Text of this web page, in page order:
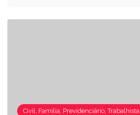
Civil, Familia, Previdenciário, Trabalhista